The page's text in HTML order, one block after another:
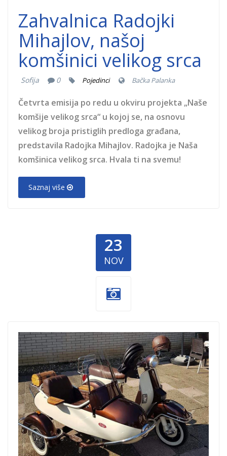
Zahvalnica Radojki
Mihajlov, našoj
komšinici velikog srca
Sofija 0 Pojedinci Bačka Palanka
Četvrta emisija po redu u okviru projekta „Naše
komšije velikog srca“ u kojoj se, na osnovu
velikog broja pristiglih predloga građana,
predstavila Radojka Mihajlov. Radojka je Naša
komšinica velikog srca. Hvala ti na svemu!
Saznaj više
23
NOV
Vespa-1.jpg